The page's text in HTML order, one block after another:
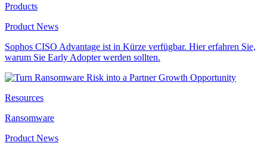
Products
Product News
Sophos CISO Advantage ist in Kürze verfügbar. Hier erfahren Sie,
warum Sie Early Adopter werden sollten.
Resources
Ransomware
Product News